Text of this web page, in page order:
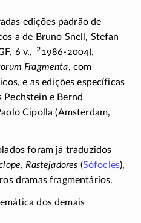
edições padrão de
a de Bruno Snell, Stefan
6 v., 21986-2004),
Fragmenta, com
e as edições específicas
e Bernd
Cipolla (Amsterdam,
foram já traduzidos
, Rastejadores (Sófocles),
dramas fragmentários.
dos demais